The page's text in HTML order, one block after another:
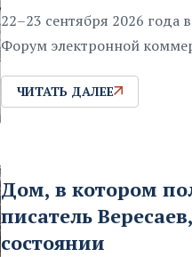
22–23 сентября 2026
Форум электронной
ЧИТАТЬ ДАЛЕЕ
Дом, в котором
писатель
состоянии